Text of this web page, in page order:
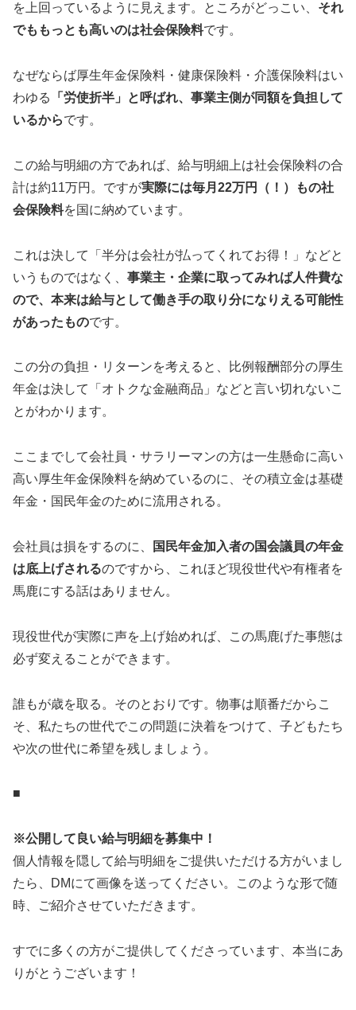
を上回っているように見えます。ところがどっこい、 それ
でももっとも高いのは社会保険料です。
なぜならば厚生年金保険料・健康保険料・介護保険料はい
わゆる
「労使折半」と呼ばれ、事業主側が同額を負担して
いるからです。
この給与明細の方であれば、給与明細上は社会保険料の合
計は約11万円。ですが実際には毎月22万円（！）もの社
会保険料を国に納めています。
これは決して「半分は会社が払ってくれてお得！」などと
いうものではなく、 事業主・企業に取ってみれば人件費な
ので、本来は給与として働き手の取り分になりえる可能性
があったものです。
この分の負担・リターンを考えると、比例報酬部分の厚生
年金は決して「オトクな金融商品」などと言い切れないこ
とがわかります。
ここまでして会社員・サラリーマンの方は一生懸命に高い
高い厚生年金保険料を納めているのに、その積立金は基礎
年金・国民年金のために流用される。
会社員は損をするのに、
国民年金加入者の国会議員の年金
は底上げされるのですから、これほど現役世代や有権者を
馬鹿にする話はありません。
現役世代が実際に声を上げ始めれば、この馬鹿げた事態は
必ず変えることができます。
誰もが歳を取る。そのとおりです。物事は順番だからこ
そ、私たちの世代でこの問題に決着をつけて、子どもたち
や次の世代に希望を残しましょう。
■
※公開して良い給与明細を募集中！
個人情報を隠して給与明細をご提供いただける方がいまし
たら、DMにて画像を送ってください。このような形で随
時、ご紹介させていただきます。
すでに多くの方がご提供してくださっています、本当にあ
りがとうございます！